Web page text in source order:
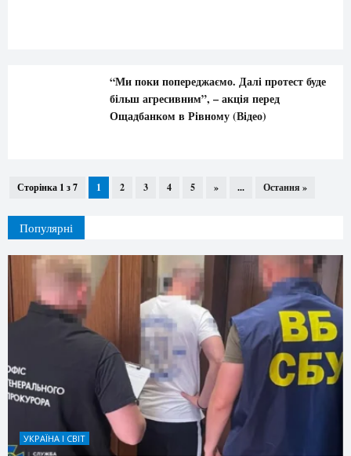
“Ми поки попереджаємо. Далі протест буде
більш агресивним”, – акція перед
Ощадбанком в Рівному (Відео)
Сторінка 1 з 7 1 2 3 4 5 » ... Остання »
Популярні
УКРАЇНА І СВІТ